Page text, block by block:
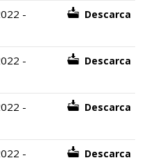
-
Descarca
-
Descarca
-
Descarca
-
Descarca